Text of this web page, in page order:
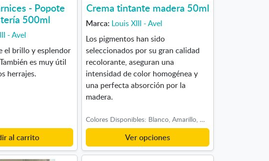
- Popote
500ml
- Avel
el brillo y esplendor
es muy útil
herrajes.
al carrito
Crema tintante madera 50ml
Marca: Louis XIII - Avel
Los pigmentos han sido
seleccionados por su gran calidad
recolorante, aseguran una
intensidad de color homogénea y
una perfecta absorción por la
madera.
Colores Disponibles: Blanco, Amarillo, Galleta, Azul tejano, Azul zafiro, Ciruela, Cuero natural, Fucsia, Granate, Marrón claro, Naranja, Rojo, Rosa pompadour, Violeta, Verde caza, Verde manzana, Verde oliva, Negro
Ver opciones